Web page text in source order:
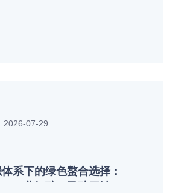
2026-07-29
系下的绿色螯合选择：